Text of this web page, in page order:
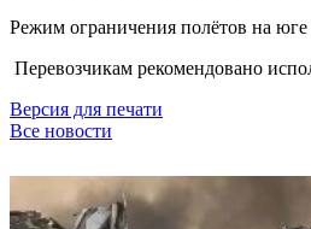
Режим ограничения полётов на юге
Перевозчикам рекомендовано
Версия для печати
Все новости